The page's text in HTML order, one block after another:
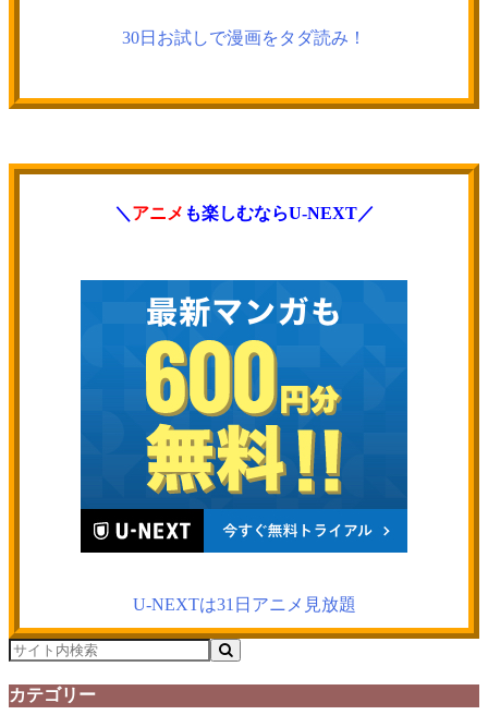
30日お試しで漫画をタダ読み！
＼ アニメ も楽しむならU-NEXT／
U-NEXTは31日アニメ見放題
カテゴリー